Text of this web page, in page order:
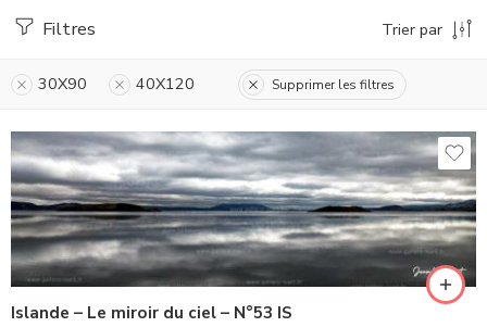
Filtres Trier par
30X90 40X120 Supprimer les filtres
Islande – Le miroir du ciel – N°53 IS